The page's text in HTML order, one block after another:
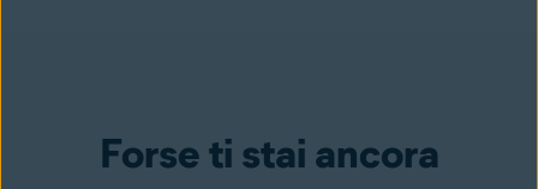
Forse ti stai ancora